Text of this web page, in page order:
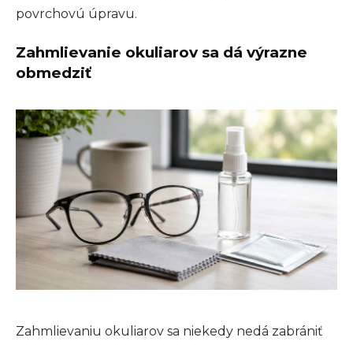
povrchovú úpravu.
Zahmlievanie okuliarov sa dá výrazne
obmedziť
Zahmlievaniu okuliarov sa niekedy nedá zabrániť